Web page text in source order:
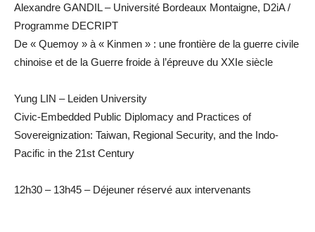
Alexandre GANDIL – Université Bordeaux Montaigne, D2iA /
Programme DECRIPT
De « Quemoy » à « Kinmen » : une frontière de la guerre civile
chinoise et de la Guerre froide à l’épreuve du XXIe siècle
Yung LIN – Leiden University
Civic-Embedded Public Diplomacy and Practices of
Sovereignization: Taiwan, Regional Security, and the Indo-
Pacific in the 21st Century
12h30 – 13h45 – Déjeuner réservé aux intervenants